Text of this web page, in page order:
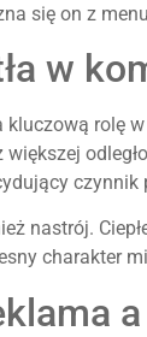
się on z
w
kluczową rolę
czynnik
nastrój.
charakter